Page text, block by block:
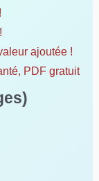
ajoutée !
PDF gratuit